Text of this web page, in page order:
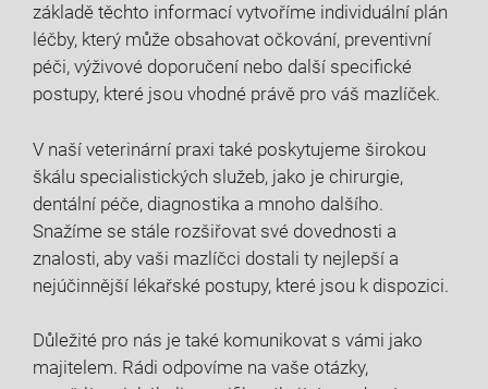
základě těchto informací vytvoříme individuální plán
léčby, který může obsahovat očkování, preventivní
péči, výživové doporučení nebo další specifické
postupy, které jsou vhodné právě pro váš mazlíček.
V naší veterinární praxi také poskytujeme širokou
škálu specialistických služeb, jako je chirurgie,
dentální péče, diagnostika a mnoho dalšího.
Snažíme se stále rozšiřovat své dovednosti a
znalosti, aby vaši mazlíčci dostali ty nejlepší a
nejúčinnější lékařské postupy, které jsou k dispozici.
Důležité pro nás je také komunikovat s vámi jako
majitelem. Rádi odpovíme na vaše otázky,